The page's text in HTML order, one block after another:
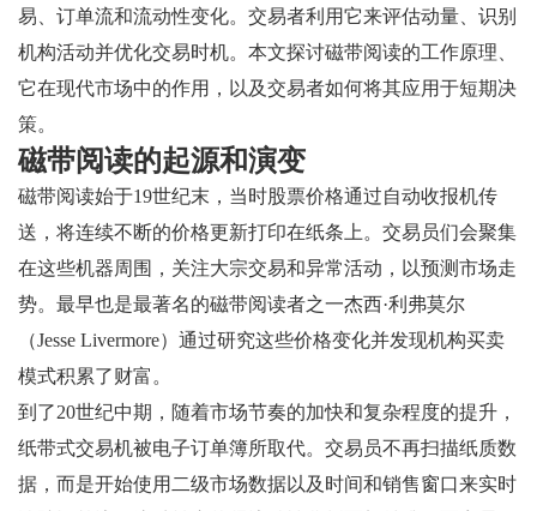
易、订单流和流动性变化。交易者利用它来评估动量、识别
机构活动并优化交易时机。本文探讨磁带阅读的工作原理、
它在现代市场中的作用，以及交易者如何将其应用于短期决
策。
磁带阅读的起源和演变
磁带阅读始于19世纪末，当时股票价格通过自动收报机传
送，将连续不断的价格更新打印在纸条上。交易员们会聚集
在这些机器周围，关注大宗交易和异常活动，以预测市场走
势。最早也是最著名的磁带阅读者之一杰西·利弗莫尔
（Jesse Livermore）通过研究这些价格变化并发现机构买卖
模式积累了财富。
到了20世纪中期，随着市场节奏的加快和复杂程度的提升，
纸带式交易机被电子订单簿所取代。交易员不再扫描纸质数
据，而是开始使用二级市场数据以及时间和销售窗口来实时